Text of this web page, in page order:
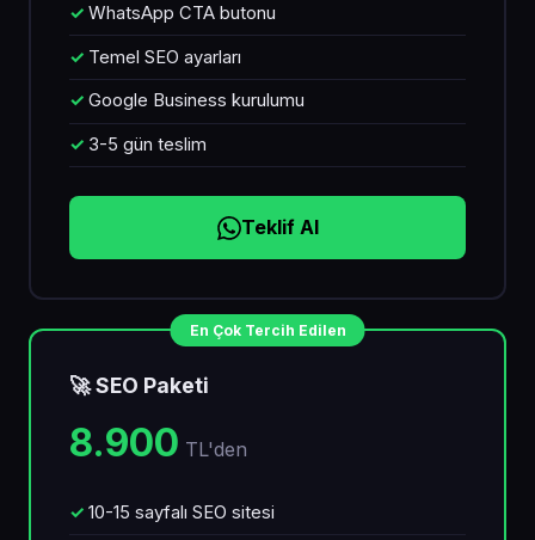
WhatsApp CTA butonu
Temel SEO ayarları
Google Business kurulumu
3-5 gün teslim
Teklif Al
En Çok Tercih Edilen
🚀 SEO Paketi
8.900 TL'den
10-15 sayfalı SEO sitesi